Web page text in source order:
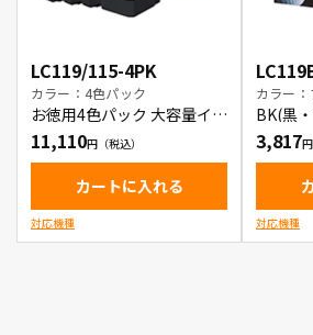
LC119/115-4PK
カラー：4色パック
お徳用4色パック 大容量イン
クカートリッジ
11,110
カートに入れる
対応機種
カラー
BK(黒
ンクカ
3,817
対応機種